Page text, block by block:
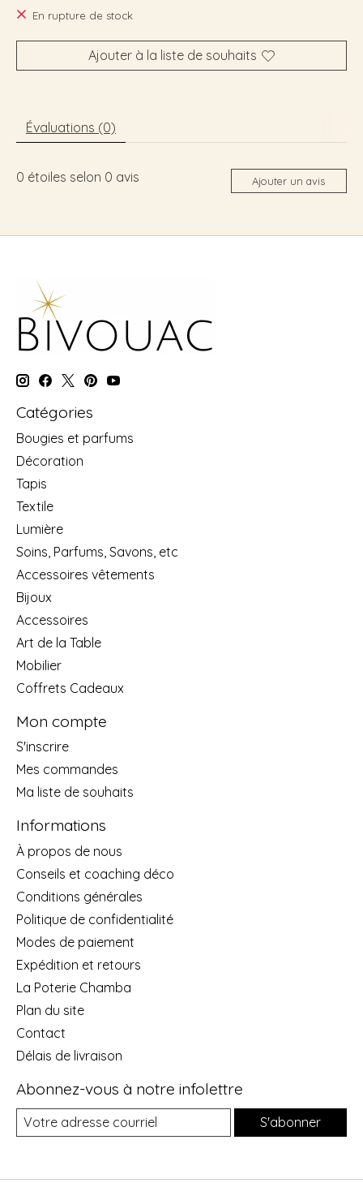
En rupture de stock
Ajouter à la liste de souhaits
Évaluations (0)
0 étoiles selon 0 avis Ajouter un avis
Catégories
Bougies et parfums
Décoration
Tapis
Textile
Lumière
Soins, Parfums, Savons, etc
Accessoires vêtements
Bijoux
Accessoires
Art de la Table
Mobilier
Coffrets Cadeaux
Mon compte
S'inscrire
Mes commandes
Ma liste de souhaits
Informations
À propos de nous
Conseils et coaching déco
Conditions générales
Politique de confidentialité
Modes de paiement
Expédition et retours
La Poterie Chamba
Plan du site
Contact
Délais de livraison
Abonnez-vous à notre infolettre
S'abonner